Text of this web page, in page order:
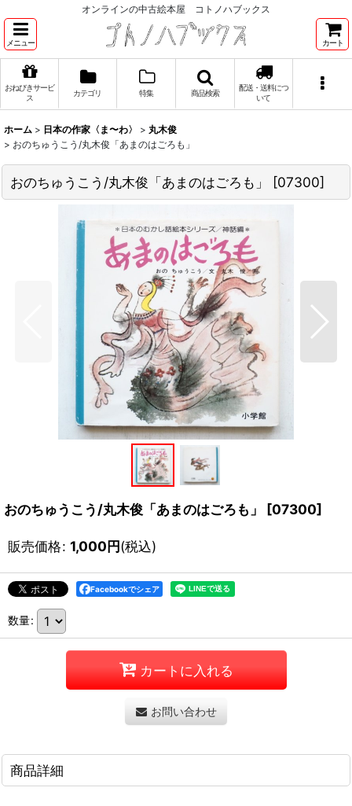
オンラインの中古絵本屋 コトノハブックス
メニュー カート
おねびきサービ
ス
カテゴリ 特集 商品検索
配送・送料につ
いて
ホーム > 日本の作家〈ま〜わ〉 > 丸木俊
> おのちゅうこう/丸木俊「あまのはごろも」
おのちゅうこう/丸木俊「あまのはごろも」 [07300]
おのちゅうこう/丸木俊「あまのはごろも」 [07300]
販売価格: 1,000円(税込)
Facebookでシェア
数量:
カートに入れる
お問い合わせ
商品詳細